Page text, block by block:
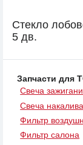
Стекло
5 дв.
Запчасти для
Свеча
Свеча
Фильтр
Фильтр салона